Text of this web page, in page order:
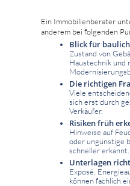
Ein Immobilienberater
anderem bei folgenden
Blick für
Zustand von
Haustechnik und
Die richtigen
Viele
sich erst durch
Verkäufer.
Risiken früh
Hinweise auf
oder ungünstige
schneller erkannt.
Unterlagen
Exposé,
können fachlich